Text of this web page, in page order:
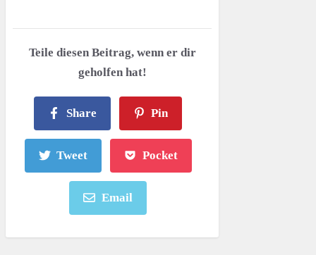
Teile diesen Beitrag, wenn er dir
geholfen hat!
Share Pin
Tweet Pocket
Email